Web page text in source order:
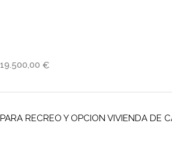
19.500,00 €
PARA RECREO Y OPCION VIVIENDA DE